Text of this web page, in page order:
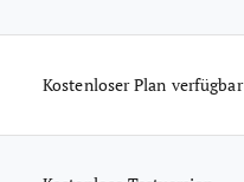
Kostenloser Plan verfügbar